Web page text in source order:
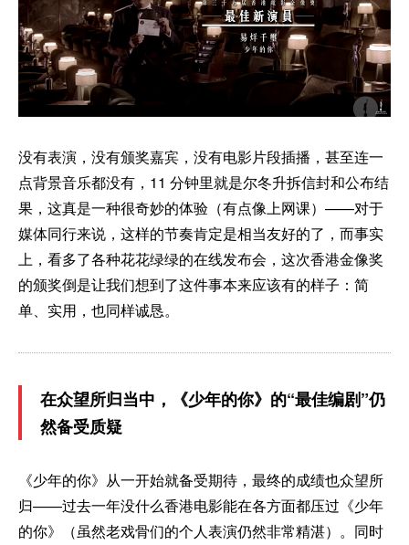
没有表演，没有颁奖嘉宾，没有电影片段插播，甚至连一
点背景音乐都没有，11 分钟里就是尔冬升拆信封和公布结
果，这真是一种很奇妙的体验（有点像上网课）——对于
媒体同行来说，这样的节奏肯定是相当友好的了，而事实
上，看多了各种花花绿绿的在线发布会，这次香港金像奖
的颁奖倒是让我们想到了这件事本来应该有的样子：简
单、实用，也同样诚恳。
在众望所归当中，《少年的你》的“最佳编剧”仍
然备受质疑
《少年的你》从一开始就备受期待，最终的成绩也众望所
归——过去一年没什么香港电影能在各方面都压过《少年
的你》（虽然老戏骨们的个人表演仍然非常精湛）。同时